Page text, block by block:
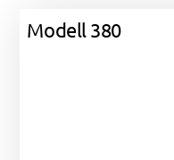
Modell 380